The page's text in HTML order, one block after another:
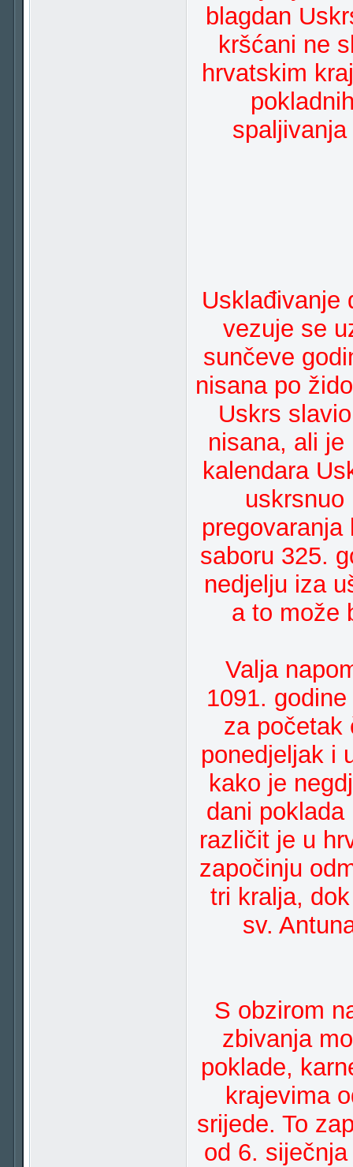
blagdan
kršćani ne
hrvatskim
Usklađivanje
vezuje se
sunčeve
nisana po
Uskrs
nisana, ali
kalendara
uskrsnuo
saboru 325.
nedjelju iza
a to može
Valja
1091.
za početak
ponedjeljak i
kako je
dani
različit je u
započinju
tri kralja,
sv.
S obzirom
zbivanja
poklade,
krajevima
srijede. To
od 6.